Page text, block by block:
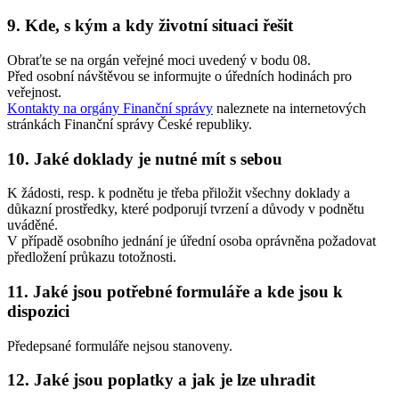
9. Kde, s kým a kdy životní situaci řešit
Obraťte se na orgán veřejné moci uvedený v bodu 08.
Před osobní návštěvou se informujte o úředních hodinách pro
veřejnost.
Kontakty na orgány Finanční správy naleznete na internetových
stránkách Finanční správy České republiky.
10. Jaké doklady je nutné mít s sebou
K žádosti, resp. k podnětu je třeba přiložit všechny doklady a
důkazní prostředky, které podporují tvrzení a důvody v podnětu
uváděné.
V případě osobního jednání je úřední osoba oprávněna požadovat
předložení průkazu totožnosti.
11. Jaké jsou potřebné formuláře a kde jsou k
dispozici
Předepsané formuláře nejsou stanoveny.
12. Jaké jsou poplatky a jak je lze uhradit